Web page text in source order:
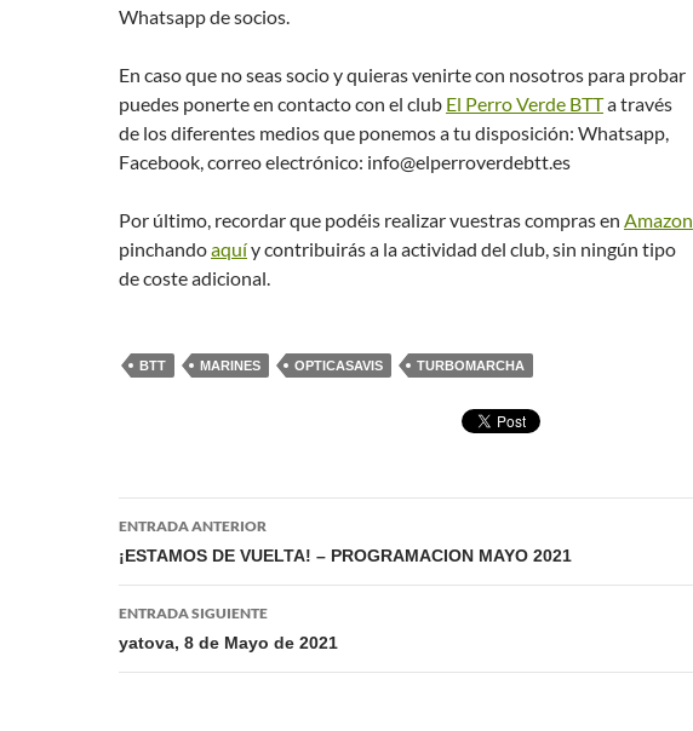
Whatsapp de socios.
En caso que no seas socio y quieras venirte con nosotros para probar
puedes ponerte en contacto con el club El Perro Verde BTTa través
de los diferentes medios que ponemos a tu disposición: Whatsapp,
Facebook, correo electrónico: info@elperroverdebtt.es
Por último, recordar que podéis realizar vuestras compras en Amazon
pinchandoaquíy contribuirás a la actividad del club, sin ningún tipo
de coste adicional.
BTT MARINES OPTICASAVIS TURBOMARCHA
Navegación
de
entradas
ENTRADA ANTERIOR
¡ESTAMOS DE VUELTA! – PROGRAMACION MAYO 2021
ENTRADA SIGUIENTE
yatova, 8 de Mayo de 2021